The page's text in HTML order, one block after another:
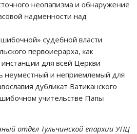
неопапизма и обнаружение
надменности над
судебной власти
первоиерарха, как
для всей Церкви
неуместный и неприемлемый для
дубликат Ватиканского
учительстве Папы
отдел Тульчинской епархии УПЦ